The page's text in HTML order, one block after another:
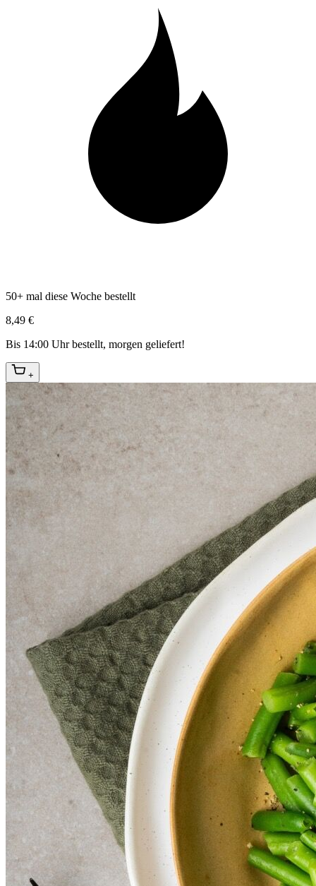
50+ mal diese Woche bestellt
8,49 €
Bis 14:00 Uhr bestellt, morgen geliefert!
+